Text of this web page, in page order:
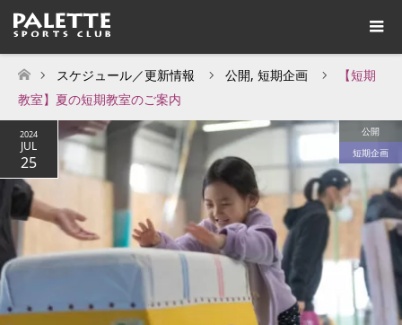
ホーム
スケジュール／更新情報 公開, 短期企画
【短期
教室】夏の短期教室のご案内
2024
JUL
25
公開
短期企画